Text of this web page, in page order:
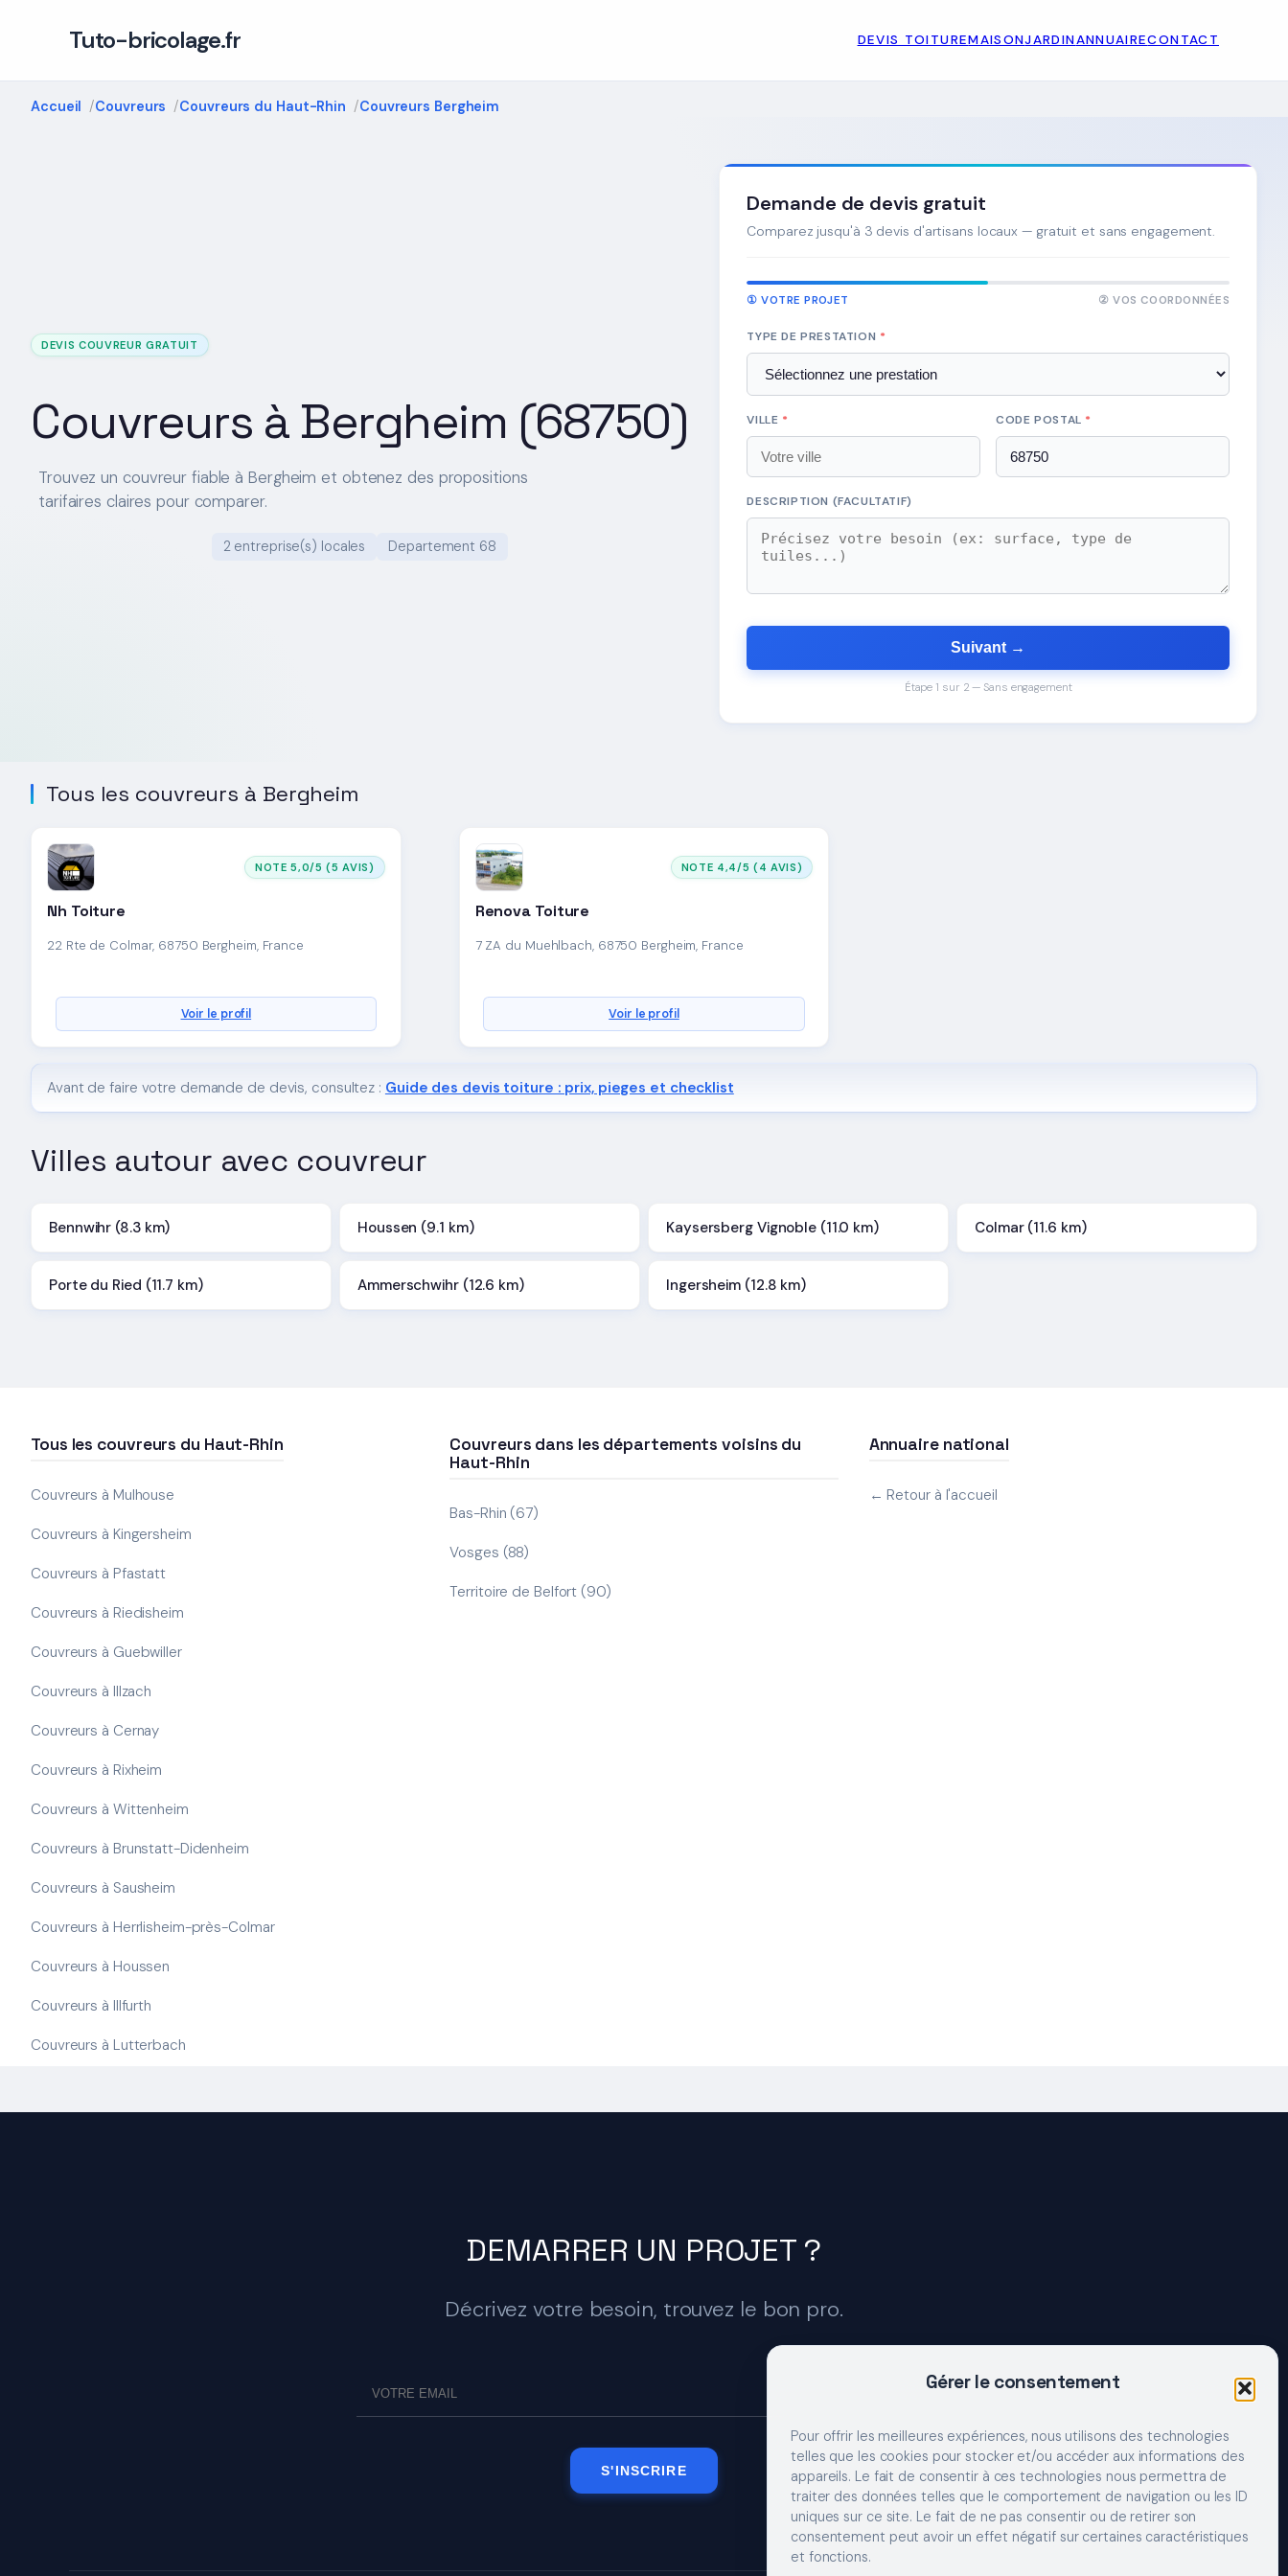
Gérer le consentement
Pour offrir les meilleures expériences, nous utilisons des technologies
telles que les cookies pour stocker et/ou accéder aux informations des
appareils. Le fait de consentir à ces technologies nous permettra de
traiter des données telles que le comportement de navigation ou les ID
uniques sur ce site. Le fait de ne pas consentir ou de retirer son
consentement peut avoir un effet négatif sur certaines caractéristiques
et fonctions.
Tuto-bricolage.fr DEVIS TOITUREMAISONJARDINANNUAIRECONTACT
Accueil Couvreurs Couvreurs du Haut-Rhin Couvreurs Bergheim
DEVIS COUVREUR GRATUIT
Couvreurs à Bergheim (68750)
Trouvez un couvreur fiable à Bergheim et obtenez des propositions
tarifaires claires pour comparer.
2 entreprise(s) locales Departement 68
Demande de devis gratuit
Comparez jusqu'à 3 devis d'artisans locaux — gratuit et sans engagement.
① VOTRE PROJET ② VOS COORDONNÉES
TYPE DE PRESTATION *
VILLE * CODE POSTAL *
DESCRIPTION (FACULTATIF)
Suivant →
Étape 1 sur 2 — Sans engagement
Tous les couvreurs à Bergheim
NOTE 5,0/5 (5 AVIS)
Nh Toiture
22 Rte de Colmar, 68750 Bergheim, France
Voir le profil
NOTE 4,4/5 (4 AVIS)
Renova Toiture
7 ZA du Muehlbach, 68750 Bergheim, France
Voir le profil
Avant de faire votre demande de devis, consultez : Guide des devis toiture : prix, pieges et checklist
Villes autour avec couvreur
Bennwihr (8.3 km) Houssen (9.1 km) Kaysersberg Vignoble (11.0 km) Colmar (11.6 km)
Porte du Ried (11.7 km) Ammerschwihr (12.6 km) Ingersheim (12.8 km)
Tous les couvreurs du Haut-Rhin
Couvreurs à Mulhouse
Couvreurs à Kingersheim
Couvreurs à Pfastatt
Couvreurs à Riedisheim
Couvreurs à Guebwiller
Couvreurs à Illzach
Couvreurs à Cernay
Couvreurs à Rixheim
Couvreurs à Wittenheim
Couvreurs à Brunstatt-Didenheim
Couvreurs à Sausheim
Couvreurs à Herrlisheim-près-Colmar
Couvreurs à Houssen
Couvreurs à Illfurth
Couvreurs à Lutterbach
Couvreurs dans les départements voisins du
Haut-Rhin
Bas-Rhin (67)
Vosges (88)
Territoire de Belfort (90)
Annuaire national
← Retour à l'accueil
DEMARRER UN PROJET ?
Décrivez votre besoin, trouvez le bon pro.
S'INSCRIRE